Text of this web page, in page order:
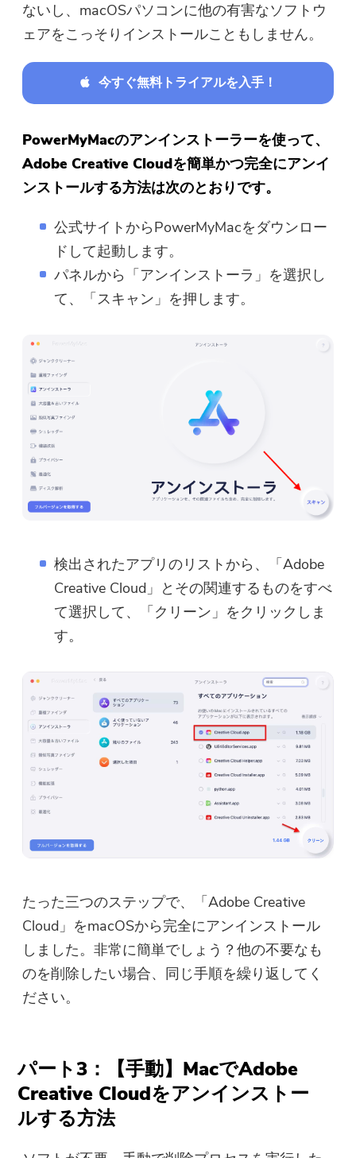
ないし、macOSパソコンに他の有害なソフトウ
ェアをこっそりインストールこともしません。
今すぐ無料トライアルを入手！
PowerMyMacのアンインストーラーを使って、
Adobe Creative Cloudを簡単かつ完全にアンイ
ンストールする方法は次のとおりです。
公式サイトからPowerMyMacをダウンロー
ドして起動します。
パネルから「アンインストーラ」を選択し
て、「スキャン」を押します。
検出されたアプリのリストから、「Adobe
Creative Cloud」とその関連するものをすべ
て選択して、「クリーン」をクリックしま
す。
たった三つのステップで、「Adobe Creative
Cloud」をmacOSから完全にアンインストール
しました。非常に簡単でしょう？他の不要なも
のを削除したい場合、同じ手順を繰り返してく
ださい。
パート3：【手動】MacでAdobe
Creative Cloudをアンインストー
ルする方法